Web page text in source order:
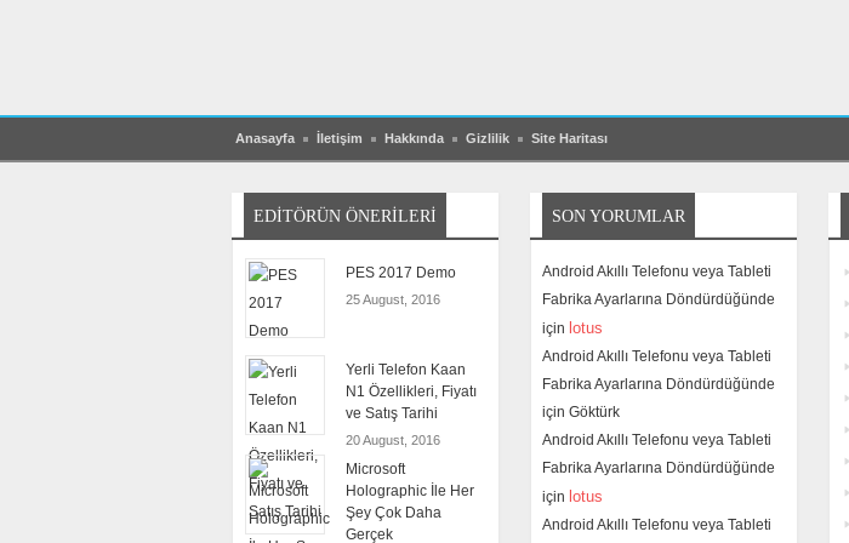
Anasayfa İletişim Hakkında Gizlilik Site Haritası
EDITÖRÜN ÖNERILERI
PES 2017 Demo
25 August, 2016
Yerli Telefon Kaan
N1 Özellikleri, Fiyatı
ve Satış Tarihi
20 August, 2016
Microsoft
Holographic İle Her
Şey Çok Daha
Gerçek
SON YORUMLAR
Android Akıllı Telefonu veya Tableti
Fabrika Ayarlarına Döndürdüğünde
için lotus
Android Akıllı Telefonu veya Tableti
Fabrika Ayarlarına Döndürdüğünde
için Göktürk
Android Akıllı Telefonu veya Tableti
Fabrika Ayarlarına Döndürdüğünde
için lotus
Android Akıllı Telefonu veya Tableti